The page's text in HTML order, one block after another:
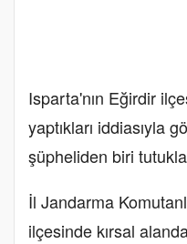
Isparta'nın Eğirdir
yaptıkları iddiasıyla
şüpheliden biri
İl Jandarma
ilçesinde kırsal